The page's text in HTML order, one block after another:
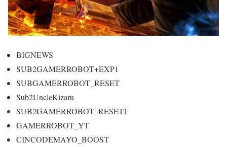
BIGNEWS
SUB2GAMERROBOT+EXP1
SUBGAMERROBOT_RESET
Sub2UncleKizaru
SUB2GAMERROBOT_RESET1
GAMERROBOT_YT
CINCODEMAYO_BOOST